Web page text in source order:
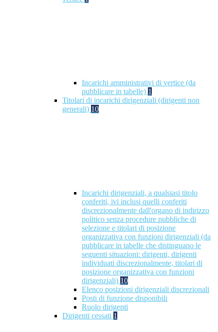
Incarichi amministrativi di vertice (da
pubblicare in tabelle) 1
Titolari di incarichi dirigenziali (dirigenti non
generali) 10
Incarichi dirigenziali, a qualsiasi titolo
conferiti, ivi inclusi quelli conferiti
discrezionalmente dall'organo di indirizzo
politico senza procedure pubbliche di
selezione e titolari di posizione
organizzativa con funzioni dirigenziali (da
pubblicare in tabelle che distinguano le
seguenti situazioni: dirigenti, dirigenti
individuati discrezionalmente, titolari di
posizione organizzativa con funzioni
dirigenziali) 10
Elenco posizioni dirigenziali discrezionali
Posti di funzione disponibili
Ruolo dirigenti
Dirigenti cessati 1